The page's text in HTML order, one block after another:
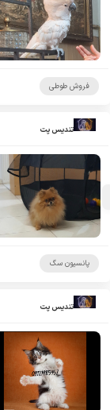
فروش طوطی
تندیس پت
پانسیون سگ
تندیس پت